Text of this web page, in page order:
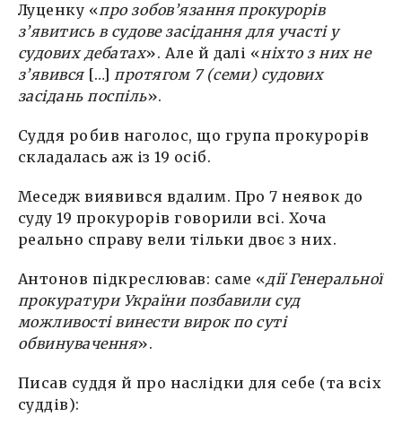
Луценку «про зобов’язання прокурорів
з’явитись в судове засідання для участі у
судових дебатах». Але й далі «ніхто з них не
з’явився […] протягом 7 (семи) судових
засідань поспіль».
Суддя робив наголос, що група прокурорів
складалась аж із 19 осіб.
Меседж виявився вдалим. Про 7 неявок до
суду 19 прокурорів говорили всі. Хоча
реально справу вели тільки двоє з них.
Антонов підкреслював: саме «дії Генеральної
прокуратури України позбавили суд
можливості винести вирок по суті
обвинувачення».
Писав суддя й про наслідки для себе (та всіх
суддів):